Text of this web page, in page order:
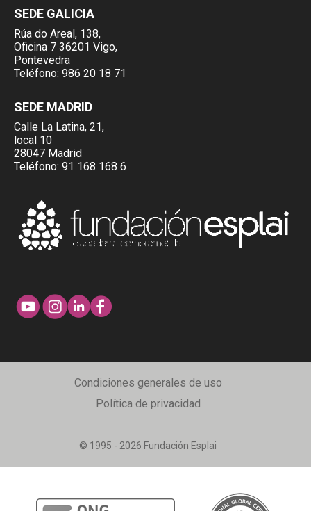
SEDE GALICIA
Rúa do Areal, 138,
Oficina 7 36201 Vigo,
Pontevedra
Teléfono: 986 20 18 71
SEDE MADRID
Calle La Latina, 21,
local 10
28047 Madrid
Teléfono: 91 168 168 6
© 1995 - 2026 Fundación Esplai
Condiciones generales de uso
Política de privacidad